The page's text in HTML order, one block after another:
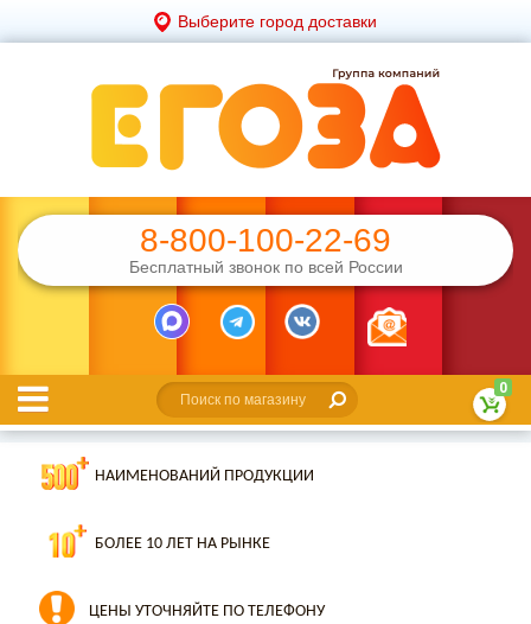
Выберите город доставки
8-800-100-22-69
Бесплатный звонок по всей России
0
НАИМЕНОВАНИЙ ПРОДУКЦИИ
БОЛЕЕ 10 ЛЕТ НА РЫНКЕ
ЦЕНЫ УТОЧНЯЙТЕ ПО ТЕЛЕФОНУ